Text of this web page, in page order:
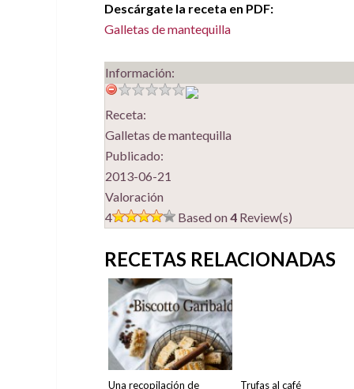
Descárgate la receta en PDF:
Galletas de mantequilla
Información:
Receta:
Galletas de mantequilla
Publicado:
2013-06-21
Valoración
4
Based on4 Review(s)
RECETAS RELACIONADAS
Una recopilación de
Trufas al café